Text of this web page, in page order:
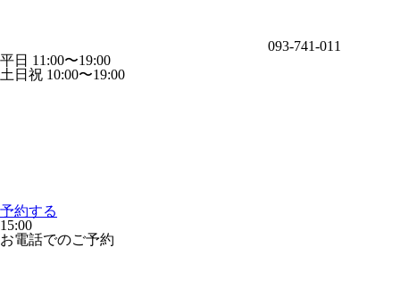
093-741-011
平日 11:00〜19:00
土日祝 10:00〜19:00
予約する
15:00
お電話でのご予約